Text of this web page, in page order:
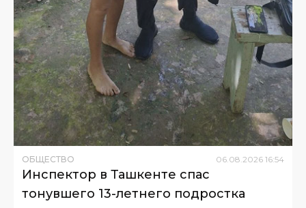
ОБЩЕСТВО 06 08 2026 16:54
Инспектор в Ташкенте спас
тонувшего 13-летнего подростка